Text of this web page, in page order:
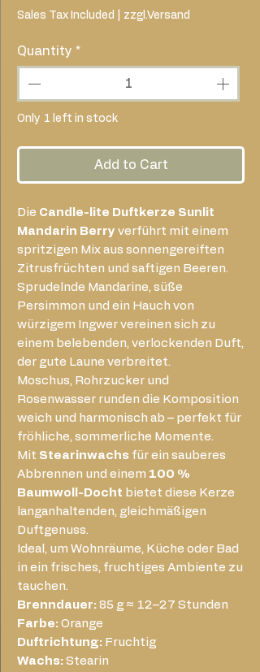
Sales Tax Included zzgl.Versand
Quantity *
Only 1 left in stock
Add to Cart
Die Candle-lite Duftkerze Sunlit
Mandarin Berry verführt mit einem
spritzigen Mix aus sonnengereiften
Zitrusfrüchten und saftigen Beeren.
Sprudelnde Mandarine, süße
Persimmon und ein Hauch von
würzigem Ingwer vereinen sich zu
einem belebenden, verlockenden Duft,
der gute Laune verbreitet.
Moschus, Rohrzucker und
Rosenwasser runden die Komposition
weich und harmonisch ab – perfekt für
fröhliche, sommerliche Momente.
Mit Stearinwachs für ein sauberes
Abbrennen und einem 100 %
Baumwoll-Docht bietet diese Kerze
langanhaltenden, gleichmäßigen
Duftgenuss.
Ideal, um Wohnräume, Küche oder Bad
in ein frisches, fruchtiges Ambiente zu
tauchen.
Brenndauer: 85 g ≈ 12–27 Stunden
Farbe: Orange
Duftrichtung: Fruchtig
Wachs: Stearin